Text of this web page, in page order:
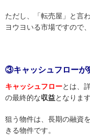
ただし、「転売屋」と言
ヨウヨいる市場ですので、
③キャッシュフローが
キャッシュフローとは、
の最終的な収益となります
狙う物件は、長期の融資
きる物件です。